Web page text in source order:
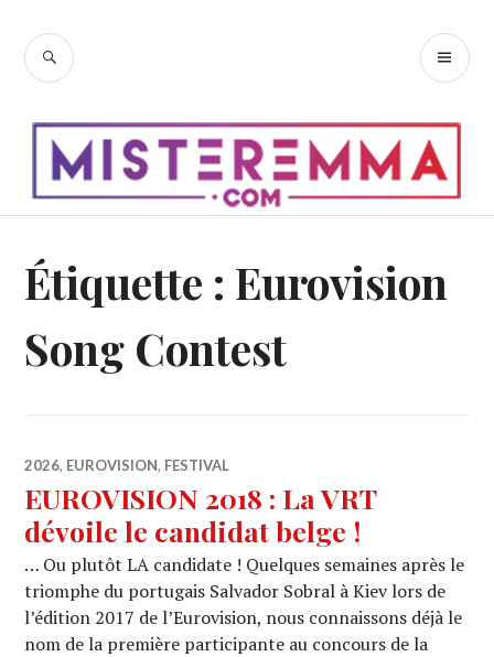
contenu
RECHERCHE
Étiquette : Eurovision
Song Contest
2026, EUROVISION, FESTIVAL
EUROVISION 2018 : La VRT
dévoile le candidat belge !
… Ou plutôt LA candidate ! Quelques semaines après le
triomphe du portugais Salvador Sobral à Kiev lors de
l’édition 2017 de l’Eurovision, nous connaissons déjà le
nom de la première participante au concours de la